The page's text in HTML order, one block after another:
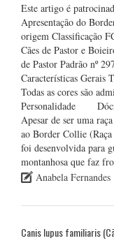
Este artigo é
Apresentação do
origem Classificação
Cães de Pastor e
de Pastor Padrão nº
Características Gerais
Todas as cores são
Personalidade
Apesar de ser uma
ao Border Collie (Raça
foi desenvolvida para
montanhosa que faz
Anabela Fernandes
Canis lupus familiaris